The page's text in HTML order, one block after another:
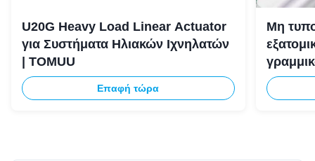
U20G Heavy Load Linear Actuator
για Συστήματα Ηλιακών Ιχνηλατών
| TOMUU
Επαφή τώρα
Μη